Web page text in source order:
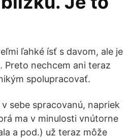
ľahké ísť s davom, ale je
Preto nechcem ani teraz
spolupracovať.
sebe spracovanú, napriek
ma v minulosti vnútorne
a pod.) už teraz môže